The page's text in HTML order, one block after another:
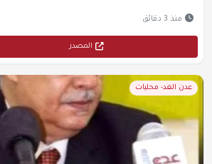
منذ 3 دقائق
المصدر
عدن الغد- محليات